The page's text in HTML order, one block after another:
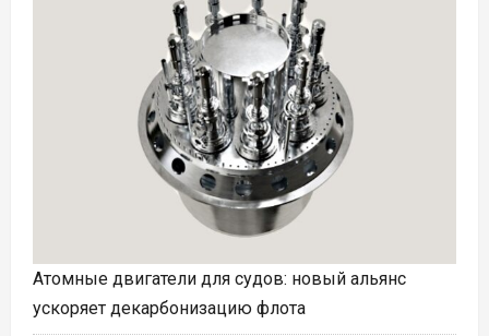
Атомные двигатели для судов: новый альянс
ускоряет декарбонизацию флота